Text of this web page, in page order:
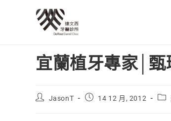
宜蘭植牙專家│
JasonT 14 12 月, 2012